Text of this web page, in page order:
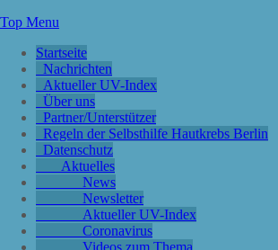
Top Menu
Startseite
Nachrichten
Aktueller UV-Index
Über uns
Partner/Unterstützer
Regeln der Selbsthilfe Hautkrebs Berlin
Datenschutz
Aktuelles
News
Newsletter
Aktueller UV-Index
Coronavirus
Videos zum Thema